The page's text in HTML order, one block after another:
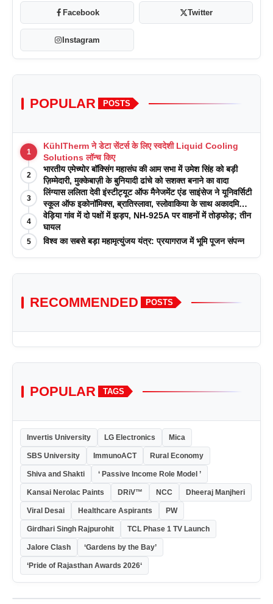
Facebook Twitter
Instagram
POPULAR POSTS
1
KühlTherm ने डेटा सेंटर्स के लिए स्वदेशी Liquid Cooling
Solutions लॉन्च किए
2
भारतीय एमेच्योर बॉक्सिंग महासंघ की आम सभा में उमेश सिंह को बड़ी
ज़िम्मेदारी, मुक्केबाज़ी के बुनियादी ढांचे को सशक्त बनाने का वादा
3
लिंग्यास ललिता देवी इंस्टीट्यूट ऑफ मैनेजमेंट एंड साइंसेज ने यूनिवर्सिटी
स्कूल ऑफ इकोनॉमिक्स, ब्रातिस्लावा, स्लोवाकिया के साथ अकादमिक
पत्रिकाओं में प्रकाशन रणनीतियों पर एक दिवसीय कार्यशाला का
आयोजन किया
4
वेड़िया गांव में दो पक्षों में झड़प, NH-925A पर वाहनों में तोड़फोड़; तीन
घायल
5 विश्व का सबसे बड़ा महामृत्युंजय यंत्र: प्रयागराज में भूमि पूजन संपन्न
RECOMMENDED POSTS
POPULAR TAGS
Invertis University LG Electronics Mica
SBS University ImmunoACT Rural Economy
Shiva and Shakti ‘ Passive Income Role Model ’
Kansai Nerolac Paints DRiV™ NCC Dheeraj Manjheri
Viral Desai Healthcare Aspirants PW
Girdhari Singh Rajpurohit TCL Phase 1 TV Launch
Jalore Clash ‘Gardens by the Bay’
‘Pride of Rajasthan Awards 2026‘